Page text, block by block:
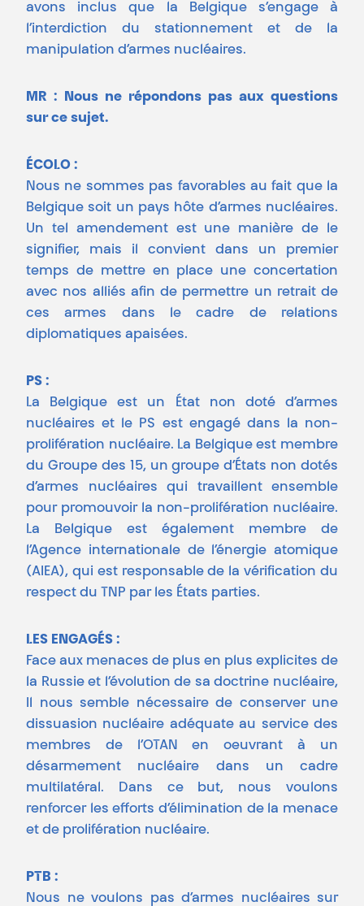
avons inclus que la Belgique s’engage à
l’interdiction du stationnement et de la
manipulation d’armes nucléaires.
MR : Nous ne répondons pas aux questions
sur ce sujet.
ÉCOLO :
Nous ne sommes pas favorables au fait que la
Belgique soit un pays hôte d’armes nucléaires.
Un tel amendement est une manière de le
signifier, mais il convient dans un premier
temps de mettre en place une concertation
avec nos alliés afin de permettre un retrait de
ces armes dans le cadre de relations
diplomatiques apaisées.
PS :
La Belgique est un État non doté d’armes
nucléaires et le PS est engagé dans la non-
prolifération nucléaire. La Belgique est membre
du Groupe des 15, un groupe d’États non dotés
d’armes nucléaires qui travaillent ensemble
pour promouvoir la non-prolifération nucléaire.
La Belgique est également membre de
l’Agence internationale de l’énergie atomique
(AIEA), qui est responsable de la vérification du
respect du TNP par les États parties.
LES ENGAGÉS :
Face aux menaces de plus en plus explicites de
la Russie et l’évolution de sa doctrine nucléaire,
Il nous semble nécessaire de conserver une
dissuasion nucléaire adéquate au service des
membres de l’OTAN en oeuvrant à un
désarmement nucléaire dans un cadre
multilatéral. Dans ce but, nous voulons
renforcer les efforts d’élimination de la menace
et de prolifération nucléaire.
PTB :
Nous ne voulons pas d’armes nucléaires sur